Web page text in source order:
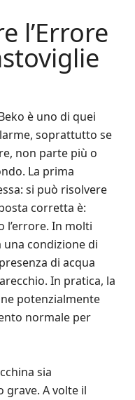
l’Errore
è uno di quei
soprattutto se
non parte più o
La prima
si può risolvere
corretta è:
l’errore. In molti
una condizione di
di acqua
In pratica, la
potenzialmente
normale per
sia
grave. A volte il